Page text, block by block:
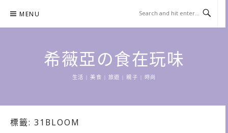
content
MENU
希薇亞の食在玩味
生活 | 美食 | 旅遊 | 親子 | 時尚
標籤: 31BLOOM